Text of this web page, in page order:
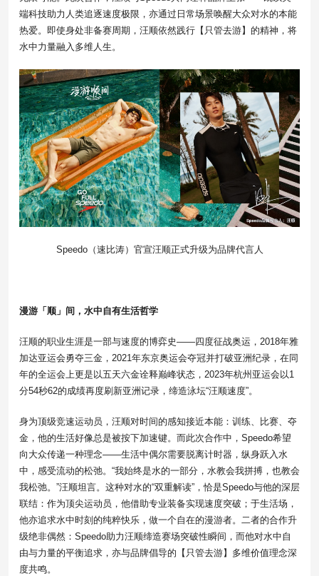
端科技助力人类追逐速度极限，亦通过日常场景唤醒大众对水的本能
热爱。即使身处非备赛周期，汪顺依然践行【只管去游】的精神，将
水中力量融入多维人生。
Speedo（速比涛）官宣汪顺正式升级为品牌代言人
漫游「顺」间，水中自有生活哲学
汪顺的职业生涯是一部与速度的博弈史——四度征战奥运，2018年雅
加达亚运会勇夺三金，2021年东京奥运会夺冠并打破亚洲纪录，在同
年的全运会上更是以五天六金诠释巅峰状态，2023年杭州亚运会以1
分54秒62的成绩再度刷新亚洲记录，缔造泳坛“汪顺速度”。
身为顶级竞速运动员，汪顺对时间的感知接近本能：训练、比赛、夺
金，他的生活好像总是被按下加速键。而此次合作中，Speedo希望
向大众传递一种理念——生活中偶尔需要脱离计时器，纵身跃入水
中，感受流动的松弛。“我始终是水的一部分，水教会我拼搏，也教会
我松弛。”汪顺坦言。这种对水的“双重解读”，恰是Speedo与他的深层
联结：作为顶尖运动员，他借助专业装备实现速度突破；于生活场，
他亦追求水中时刻的纯粹快乐，做一个自在的漫游者。二者的合作升
级绝非偶然：Speedo助力汪顺缔造赛场突破性瞬间，而他对水中自
由与力量的平衡追求，亦与品牌倡导的【只管去游】多维价值理念深
度共鸣。